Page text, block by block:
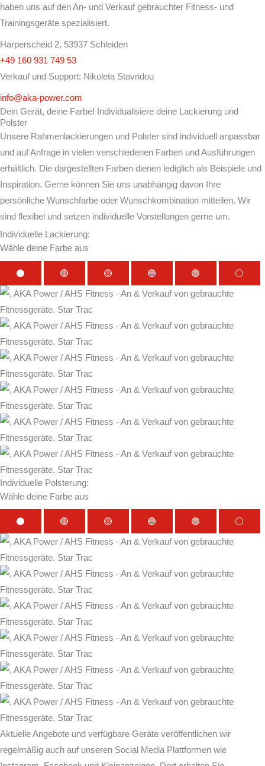
haben uns auf den An- und Verkauf gebrauchter Fitness- und
Trainingsgeräte spezialisiert.
Harperscheid 2, 53937 Schleiden
+49 160 931 749 53
Verkauf und Support: Nikoleta Stavridou
info@aka-power.com
Dein Gerät, deine Farbe! Individualisiere deine Lackierung und
Polster
Unsere Rahmenlackierungen und Polster sind individuell anpassbar
und auf Anfrage in vielen verschiedenen Farben und Ausführungen
erhältlich. Die dargestellten Farben dienen lediglich als Beispiele und
Inspiration. Gerne können Sie uns unabhängig davon Ihre
persönliche Wunschfarbe oder Wunschkombination mitteilen. Wir
sind flexibel und setzen individuelle Vorstellungen gerne um.
Individuelle Lackierung:
Wähle deine Farbe aus
⚫ 🔴 🟡 🔵 🟢 ⚪
Individuelle Polsterung:
Wähle deine Farbe aus
⚫ 🔴 🟡 🔵 🟢 ⚪
Aktuelle Angebote und verfügbare Geräte veröffentlichen wir
regelmäßig auch auf unseren Social Media Plattformen wie